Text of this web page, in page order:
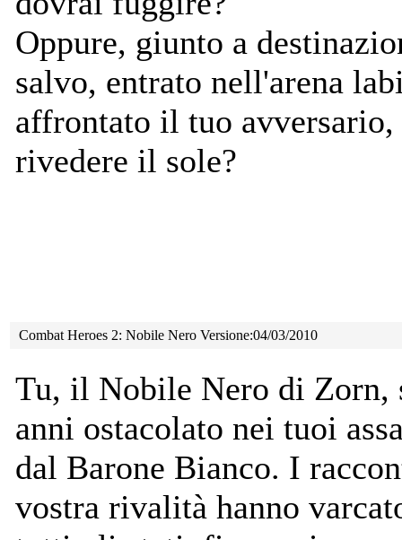
Oppure, giunto a
salvo, entrato nell'arena
affrontato il tuo
rivedere il sole?
Combat Heroes 2: Nobile Nero Versione:04/03/2010
Tu, il Nobile Nero di Zorn,
anni ostacolato nei tuoi
dal Barone Bianco. I
vostra rivalità hanno